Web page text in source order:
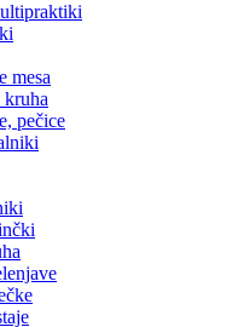
mesa
kruha
pečice